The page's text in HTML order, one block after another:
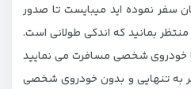
سفر نموده اید میبایست تا صدور
منتظر بمانید که اندکی طولانی است.
با خودروی شخصی مسافرت می نمایید
به تنهایی و بدون خودروی شخصی